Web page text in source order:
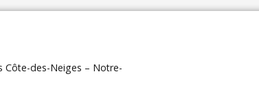
Côte-des-Neiges – Notre-